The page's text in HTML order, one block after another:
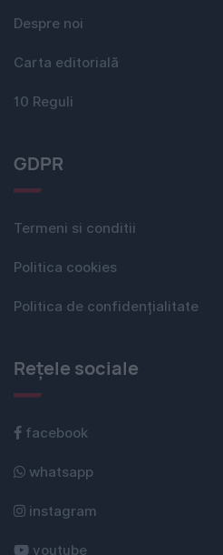
Despre noi
Carta editorială
10 Reguli
GDPR
Termeni si conditii
Politica cookies
Politica de confidențialitate
Rețele sociale
facebook
whatsapp
instagram
youtube